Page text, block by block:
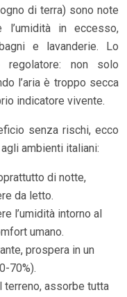
di terra) sono note
in eccesso,
e lavanderie. Lo
non solo
l’aria è troppo secca
indicatore vivente.
senza rischi, ecco
ambienti italiani:
di notte,
da letto.
l’umidità intorno al
umano.
prospera in un
70%).
terreno, assorbe tutta